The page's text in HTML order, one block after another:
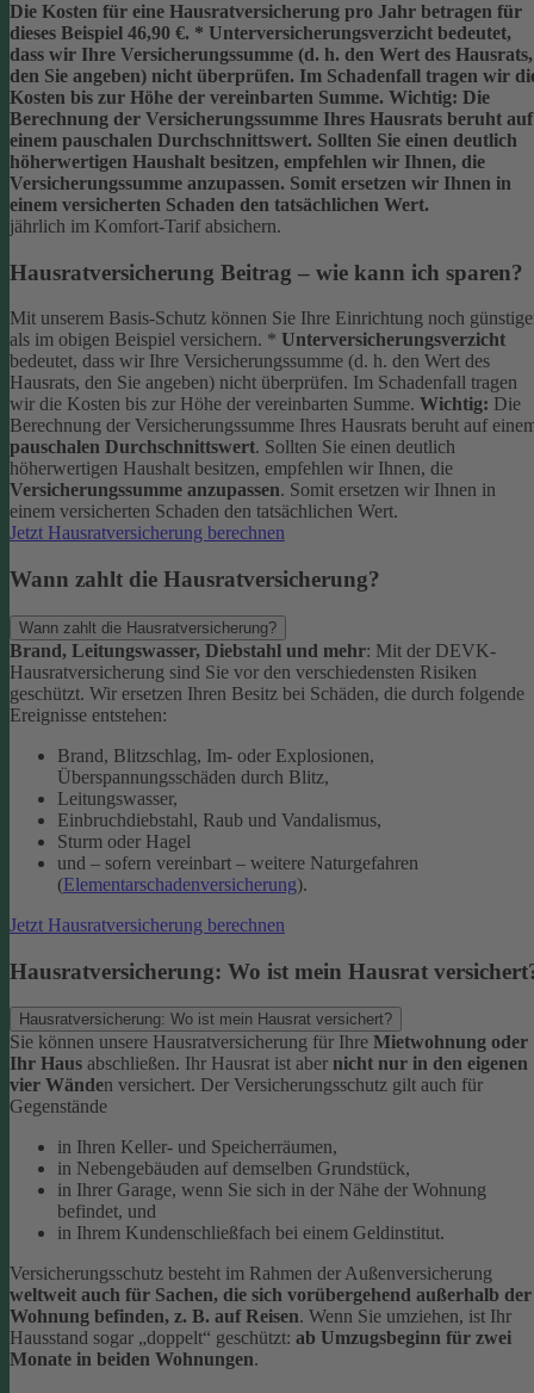
Die Kosten für eine Hausratversicherung pro Jahr betragen für
dieses Beispiel 46,90 €. * Unterversicherungsverzicht bedeutet,
dass wir Ihre Versicherungssumme (d. h. den Wert des Hausrats,
den Sie angeben) nicht überprüfen. Im Schadenfall tragen wir
Kosten bis zur Höhe der vereinbarten Summe. Wichtig: Die
Berechnung der Versicherungssumme Ihres Hausrats beruht auf
einem pauschalen Durchschnittswert. Sollten Sie einen deutlich
höherwertigen Haushalt besitzen, empfehlen wir Ihnen, die
Versicherungssumme anzupassen. Somit ersetzen wir Ihnen in
einem versicherten Schaden den tatsächlichen Wert.
jährlich im Komfort-Tarif absichern.
Hausratversicherung Beitrag – wie kann ich sparen?
Mit unserem Basis-Schutz können Sie Ihre Einrichtung noch
als im obigen Beispiel versichern. * Unterversicherungsverzicht
bedeutet, dass wir Ihre Versicherungssumme (d. h. den Wert des
Hausrats, den Sie angeben) nicht überprüfen. Im Schadenfall tragen
wir die Kosten bis zur Höhe der vereinbarten Summe. Wichtig: Die
Berechnung der Versicherungssumme Ihres Hausrats beruht auf
pauschalen Durchschnittswert. Sollten Sie einen deutlich
höherwertigen Haushalt besitzen, empfehlen wir Ihnen, die
Versicherungssumme anzupassen. Somit ersetzen wir Ihnen in
einem versicherten Schaden den tatsächlichen Wert.
Jetzt Hausratversicherung berechnen
Wann zahlt die Hausratversicherung?
Wann zahlt die Hausratversicherung?
Brand, Leitungswasser, Diebstahl und mehr: Mit der DEVK-
Hausratversicherung sind Sie vor den verschiedensten Risiken
geschützt. Wir ersetzen Ihren Besitz bei Schäden, die durch folgende
Ereignisse entstehen:
Brand, Blitzschlag, Im- oder Explosionen,
Überspannungsschäden durch Blitz,
Leitungswasser,
Einbruchdiebstahl, Raub und Vandalismus,
Sturm oder Hagel
und – sofern vereinbart – weitere Naturgefahren
(Elementarschadenversicherung).
Jetzt Hausratversicherung berechnen
Hausratversicherung: Wo ist mein Hausrat
Hausratversicherung: Wo ist mein Hausrat versichert?
Sie können unsere Hausratversicherung für Ihre Mietwohnung oder
Ihr Haus abschließen. Ihr Hausrat ist aber nicht nur in den eigenen
vier Wänden versichert. Der Versicherungsschutz gilt auch für
Gegenstände
in Ihren Keller- und Speicherräumen,
in Nebengebäuden auf demselben Grundstück,
in Ihrer Garage, wenn Sie sich in der Nähe der Wohnung
befindet, und
in Ihrem Kundenschließfach bei einem Geldinstitut.
Versicherungsschutz besteht im Rahmen der Außenversicherung
weltweit auch für Sachen, die sich vorübergehend außerhalb der
Wohnung befinden, z. B. auf Reisen. Wenn Sie umziehen, ist Ihr
Hausstand sogar „doppelt“ geschützt: ab Umzugsbeginn für zwei
Monate in beiden Wohnungen.